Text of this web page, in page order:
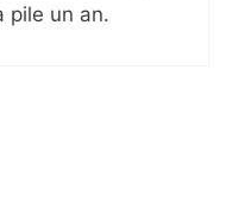
pile un an.